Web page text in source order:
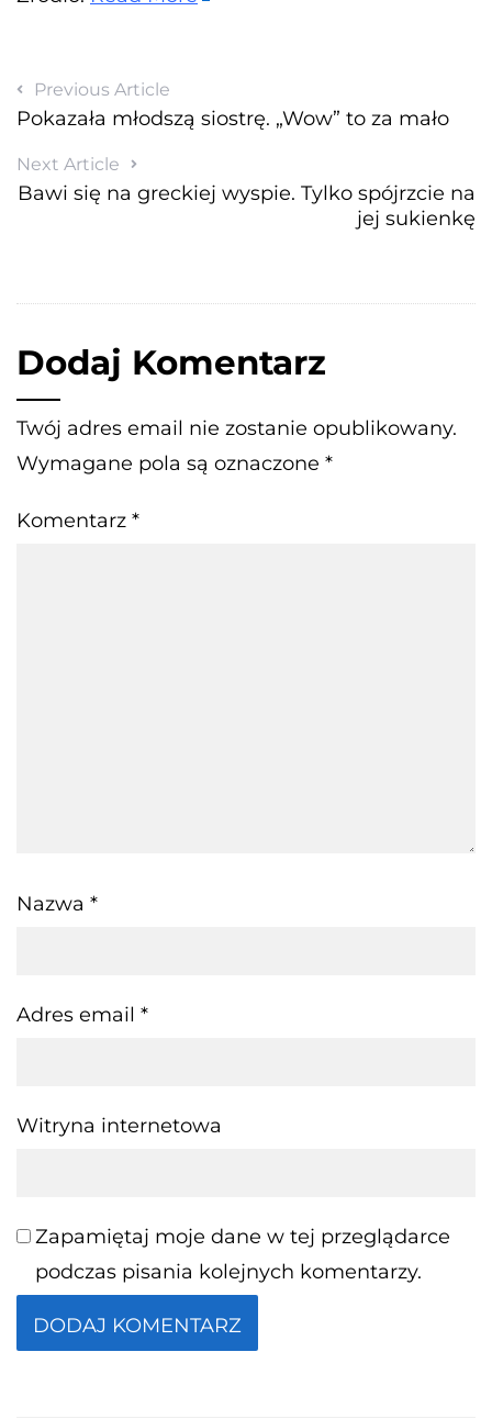
Previous Article
Pokazała młodszą siostrę. „Wow” to za mało
Next Article
Bawi się na greckiej wyspie. Tylko spójrzcie na
jej sukienkę
Dodaj Komentarz
Twój adres email nie zostanie opublikowany.
Wymagane pola są oznaczone *
Komentarz *
Nazwa *
Adres email *
Witryna internetowa
Zapamiętaj moje dane w tej przeglądarce
podczas pisania kolejnych komentarzy.